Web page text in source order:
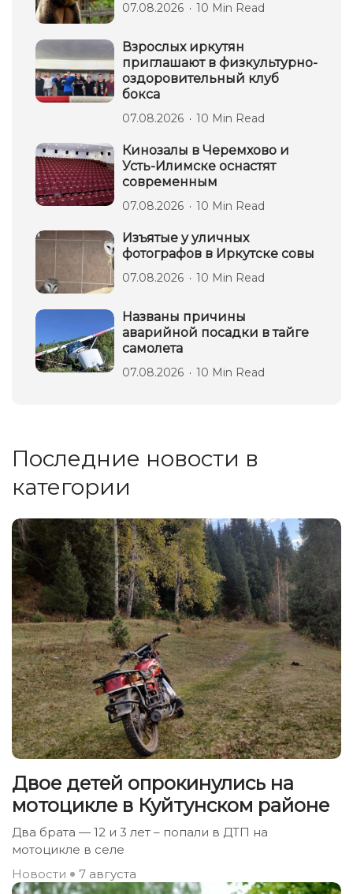
07.08.2026 10 Min Read
Взрослых иркутян
приглашают в физкультурно-
оздоровительный клуб
бокса
07.08.2026 10 Min Read
Кинозалы в Черемхово и
Усть-Илимске оснастят
современным
07.08.2026 10 Min Read
Изъятые у уличных
фотографов в Иркутске совы
07.08.2026 10 Min Read
Названы причины
аварийной посадки в тайге
самолета
07.08.2026 10 Min Read
Последние новости в
категории
Двое детей опрокинулись на
мотоцикле в Куйтунском районе
Два брата — 12 и 3 лет – попали в ДТП на
мотоцикле в селе
Новости
7 августа